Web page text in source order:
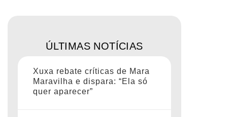
ÚLTIMAS NOTÍCIAS
Xuxa rebate críticas de Mara
Maravilha e dispara: “Ela só
quer aparecer”